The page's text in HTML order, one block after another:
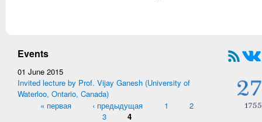
Events
01 June 2015
Invited lecture by Prof. Vijay Ganesh (University of
Waterloo, Ontario, Canada)
Pages« первая ‹ предыдущая 1
2
3
4